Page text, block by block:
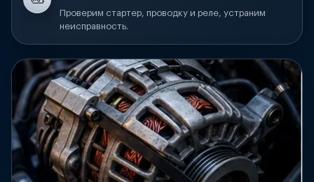
Проверим стартер, проводку и реле, устраним
неисправность.